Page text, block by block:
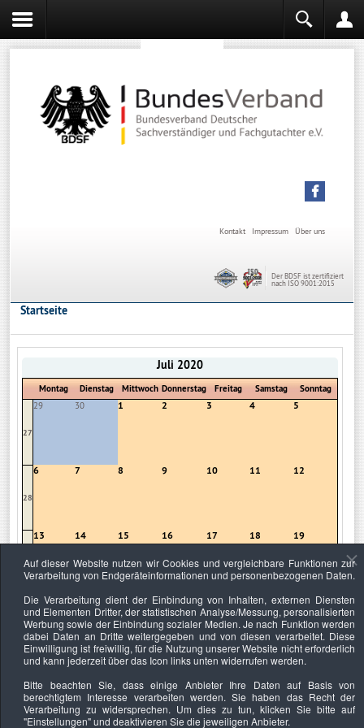
Über uns
Impressum
Kontakt
Der BDSF ist zertifiziert
nach ISO 9001:2015
Startseite
Juli 2020
Montag Dienstag Mittwoch Donnerstag Freitag Samstag Sonntag
27
29 30 1 2 3 4 5
28
6 7 8 9 10 11 12
29
13 14 15 16 17 18 19
30
20 21 22 23 24 25 26
31
27 28 29 30 31 1 2
Auf dieser Website nutzen wir Cookies und vergleichbare Funktionen zur
Verarbeitung von Endgeräteinformationen und personenbezogenen Daten.
Die Verarbeitung dient der Einbindung von Inhalten, externen Diensten
und Elementen Dritter, der statistischen Analyse/Messung, personalisierten
Werbung sowie der Einbindung sozialer Medien. Je nach Funktion werden
dabei Daten an Dritte weitergegeben und von diesen verarbeitet. Diese
Einwilligung ist freiwillig, für die Nutzung unserer Website nicht erforderlich
und kann jederzeit über das Icon links unten widerrufen werden.
Bitte beachten Sie, dass einige Anbieter Ihre Daten auf Basis von
berechtigtem Interesse verarbeiten werden. Sie haben das Recht der
Verarbeitung zu widersprechen. Um dies zu tun, klicken Sie bitte auf
"Einstellungen"und deaktivieren Sie die jeweiligen Anbieter.